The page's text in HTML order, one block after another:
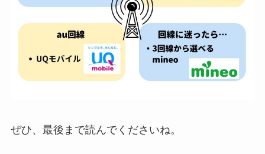
ぜひ、最後まで読んでくださいね。